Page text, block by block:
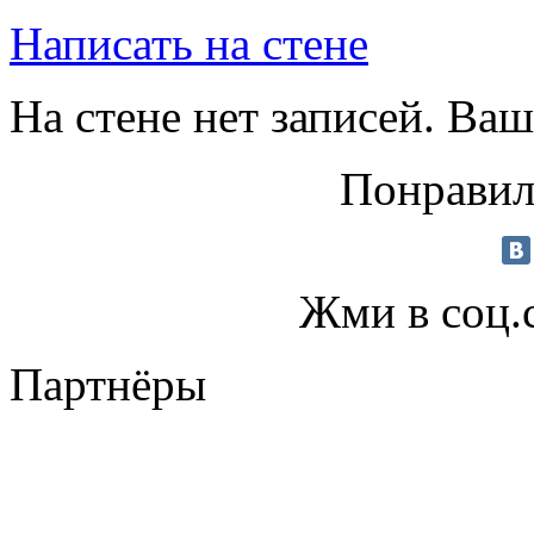
Написать на стене
На стене нет записей.
Жми в
Партнёры